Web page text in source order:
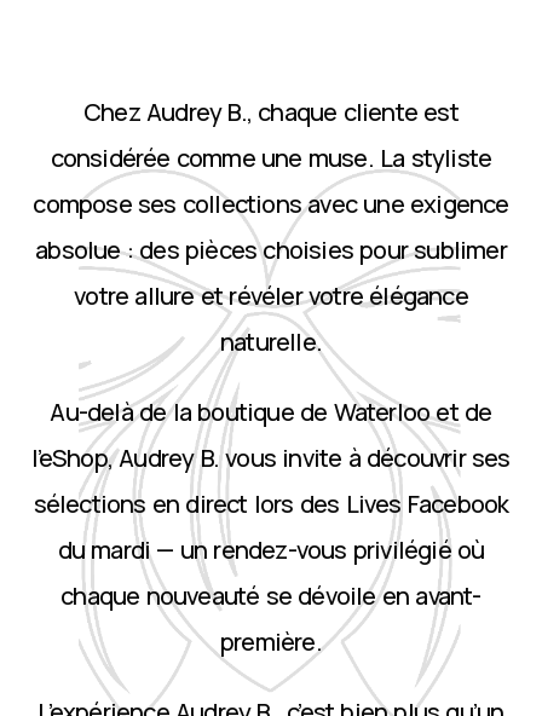
Chez Audrey B., chaque cliente est
considérée comme une muse. La styliste
compose ses collections avec une exigence
absolue : des pièces choisies pour sublimer
votre allure et révéler votre élégance
naturelle.
Au-delà de la boutique de Waterloo et de
l’eShop, Audrey B. vous invite à découvrir ses
sélections en direct lors des Lives Facebook
du mardi — un rendez-vous privilégié où
chaque nouveauté se dévoile en avant-
première.